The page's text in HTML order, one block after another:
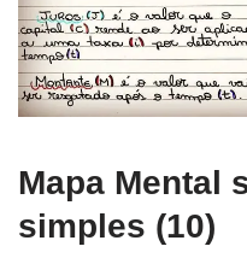
Mapa Mental
simples (10)